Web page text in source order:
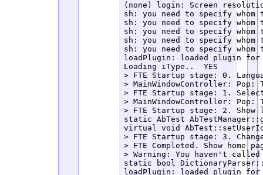
(none) login: Screen
sh: you need to specify
sh: you need to specify
sh: you need to specify
sh: you need to specify
sh: you need to specify
loadPlugin: loaded plugin for
Loading iType..  YES
> FTE Startup stage: 0.
> MainWindowController:
> FTE Startup stage: 1.
> MainWindowController:
> FTE Startup stage: 2.
static AbTest
virtual void
> FTE Startup stage: 3.
> FTE Completed. Show home
> Warning: You haven't called
static bool
loadPlugin: loaded plugin for